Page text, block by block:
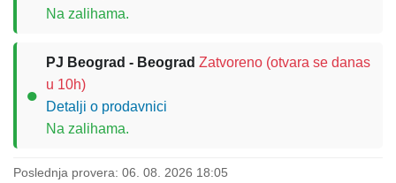
Na zalihama.
●
PJ Beograd - Beograd Zatvoreno (otvara se danas
u 10h)
Detalji o prodavnici
Na zalihama.
Poslednja provera: 06. 08. 2026 18:05